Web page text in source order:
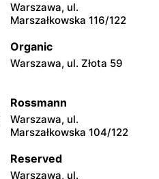
CCC
CCC
CCC
Błonie, ul. Powstańców 12
CCC
Warszawa, ul.
Marszałkowska 116/122
Organic
Warszawa, ul. Złota 59
Rossmann
Warszawa, ul.
Marszałkowska 104/122
Reserved
Warszawa, ul.